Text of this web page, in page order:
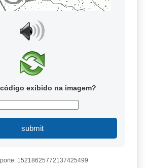
exibido na imagem?
submit
15218625772137425499